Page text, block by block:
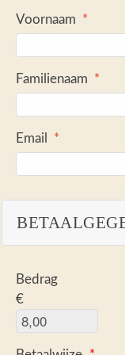
Voornaam *
Familienaam *
Email *
Bedrag
€